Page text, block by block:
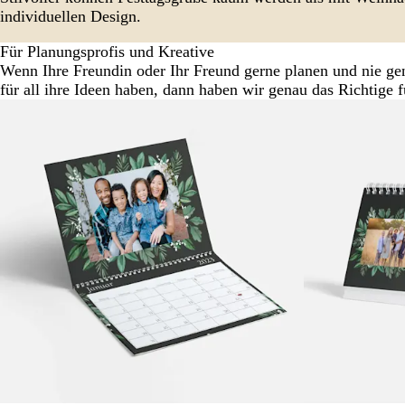
individuellen Design.
Für Planungsprofis und Kreative
Wenn Ihre Freundin oder Ihr Freund gerne planen und nie
für all ihre Ideen haben, dann haben wir genau das Richtige